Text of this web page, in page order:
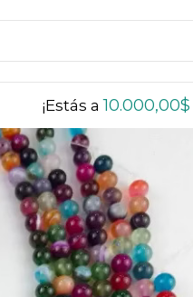
¡Estás a10.000,00$